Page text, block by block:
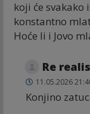
koji će
konstantno
Hoće li i Jovo
Re
11.05.2026
Konjino